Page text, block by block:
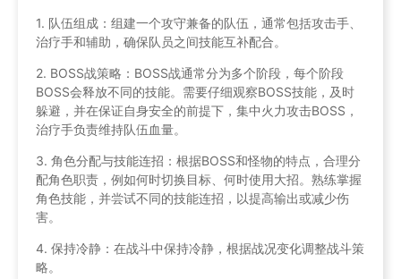
1. 队伍组成：组建一个攻守兼备的队伍，通常包括攻击手、
治疗手和辅助，确保队员之间技能互补配合。
2. BOSS战策略：BOSS战通常分为多个阶段，每个阶段
BOSS会释放不同的技能。需要仔细观察BOSS技能，及时
躲避，并在保证自身安全的前提下，集中火力攻击BOSS，
治疗手负责维持队伍血量。
3. 角色分配与技能连招：根据BOSS和怪物的特点，合理分
配角色职责，例如何时切换目标、何时使用大招。熟练掌握
角色技能，并尝试不同的技能连招，以提高输出或减少伤
害。
4. 保持冷静：在战斗中保持冷静，根据战况变化调整战斗策
略。